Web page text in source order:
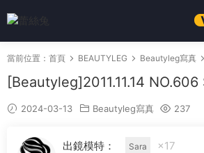
當前位置： 首頁 BEAUTYLEG Beautyleg寫真
[Beautyleg]2011.11.14 NO.606
2024-03-13 Beautyleg寫真 237
出鏡模特： Sara
×17